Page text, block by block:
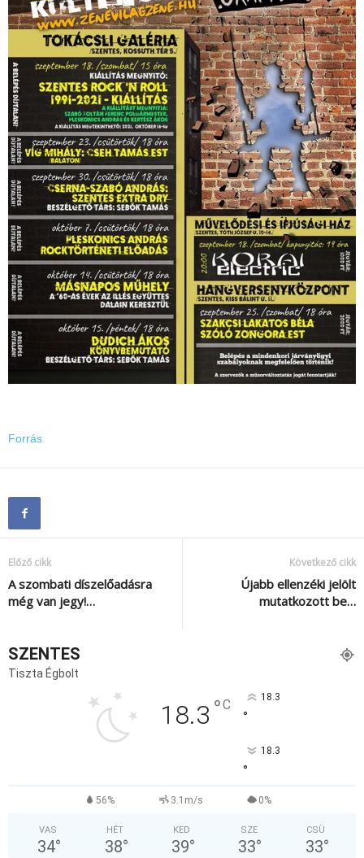
Forrás
Előző cikk
A szombati díszelőadásra
még van jegy!…
Következő cikk
Újabb ellenzéki jelölt
mutatkozott be…
SZENTES
Tiszta Égbolt
18.3 °C 18.3
°
18.3
°
56% 3.1m/s 0%
VAS
34°
HÉT
38°
KED
39°
SZE
33°
CSÜ
33°